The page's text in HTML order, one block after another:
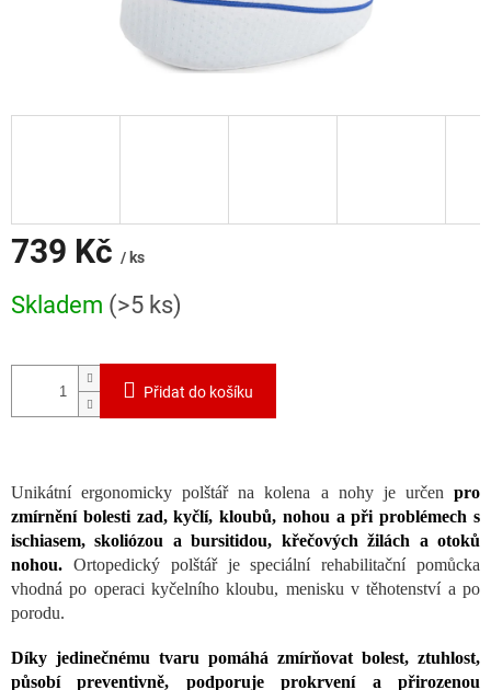
739 Kč / ks
cena:
Skladem (>5 ks)
Přidat do košíku
Unikátní ergonomicky polštář na kolena a nohy je určen pro
zmírnění bolesti zad, kyčlí, kloubů, nohou a při problémech s
ischiasem, skoliózou a bursitidou, křečových žilách a otoků
nohou. Ortopedický polštář je speciální rehabilitační pomůcka
vhodná po operaci kyčelního kloubu, menisku v těhotenství a po
porodu.
Díky jedinečnému tvaru pomáhá zmírňovat bolest, ztuhlost,
působí preventivně, podporuje prokrvení a přirozenou